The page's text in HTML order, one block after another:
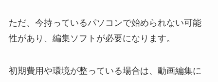
ただ、今持っているパソコンで始められない可能
性があり、編集ソフトが必要になります。
初期費用や環境が整っている場合は、動画編集に